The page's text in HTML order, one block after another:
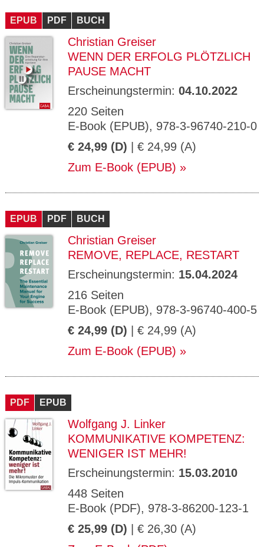
EPUB PDF BUCH
Christian Greiser
WENN DER ERFOLG PLÖTZLICH
PAUSE MACHT
Erscheinungstermin: 04.10.2022
220 Seiten
E-Book (EPUB), 978-3-96740-210-0
€ 24,99 (D) | € 24,99 (A)
Zum E-Book (EPUB)
EPUB PDF BUCH
Christian Greiser
REMOVE, REPLACE, RESTART
Erscheinungstermin: 15.04.2024
216 Seiten
E-Book (EPUB), 978-3-96740-400-5
€ 24,99 (D) | € 24,99 (A)
Zum E-Book (EPUB)
PDF EPUB
Wolfgang J. Linker
KOMMUNIKATIVE KOMPETENZ:
WENIGER IST MEHR!
Erscheinungstermin: 15.03.2010
448 Seiten
E-Book (PDF), 978-3-86200-123-1
€ 25,99 (D) | € 26,30 (A)